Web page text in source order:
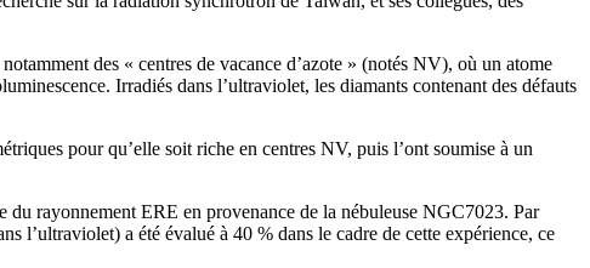
des « centres de vacance d’azote » (notés NV), où un atome
Irradiés dans l’ultraviolet, les diamants contenant des défauts
pour qu’elle soit riche en centres NV, puis l’ont soumise à un
du rayonnement ERE en provenance de la nébuleuse NGC7023. Par
l’ultraviolet) a été évalué à 40 % dans le cadre de cette expérience, ce